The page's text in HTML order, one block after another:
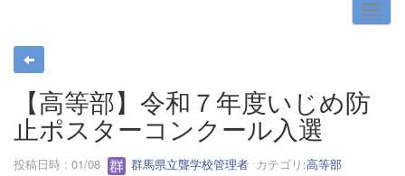
【高等部】令和７年度いじめ防
止ポスターコンクール入選
投稿日時 : 01/08 群馬県立聾学校管理者 カテゴリ:高等部